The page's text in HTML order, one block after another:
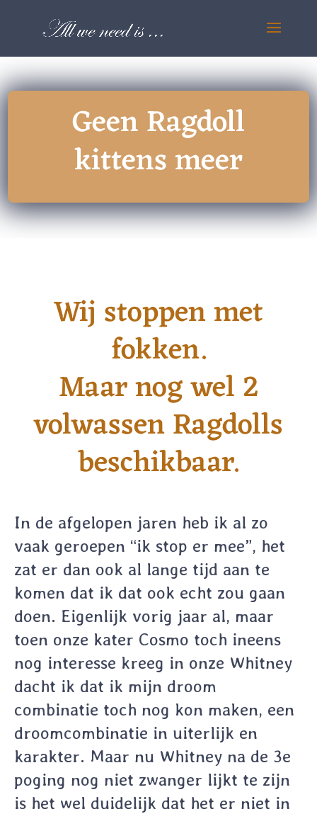
Geen Ragdoll
kittens meer
Wij stoppen met
fokken.
Maar nog wel 2
volwassen Ragdolls
beschikbaar.
In de afgelopen jaren heb ik al zo
vaak geroepen “ik stop er mee”, het
zat er dan ook al lange tijd aan te
komen dat ik dat ook echt zou gaan
doen. Eigenlijk vorig jaar al, maar
toen onze kater Cosmo toch ineens
nog interesse kreeg in onze Whitney
dacht ik dat ik mijn droom
combinatie toch nog kon maken, een
droomcombinatie in uiterlijk en
karakter. Maar nu Whitney na de 3e
poging nog niet zwanger lijkt te zijn
is het wel duidelijk dat het er niet in